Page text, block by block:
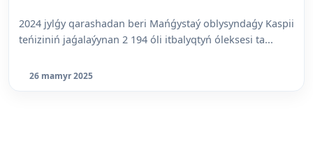
2024 jylǵy qarashadan beri Mańǵystaý oblysyndaǵy Kaspii
teńiziniń jaǵalaýynan 2 194 óli itbalyqtyń óleksesi ta...
26 mamyr 2025